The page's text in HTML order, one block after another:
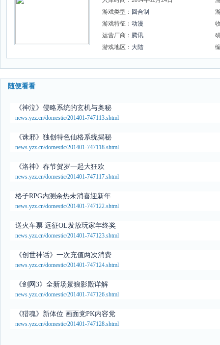
游戏类型： 回合制
游戏特征： 动漫
运营厂商： 腾讯
游戏地区： 大陆
随便看看
《神泣》侵略系统的玄机与奥秘
news.yzz.cn/domestic/201401-747113.shtml
《诛邪》独创特色仙格系统揭秘
news.yzz.cn/domestic/201401-747118.shtml
《洛神》春节贺岁一起大狂欢
news.yzz.cn/domestic/201401-747117.shtml
格子RPG内测余热未消喜迎新年
news.yzz.cn/domestic/201401-747122.shtml
送火车票 远征OL发放玩家年终奖
news.yzz.cn/domestic/201401-747123.shtml
《创世神话》一次充值两次消费
news.yzz.cn/domestic/201401-747124.shtml
《剑网3》全新场景狼影殿详解
news.yzz.cn/domestic/201401-747126.shtml
《猎魂》新体位 画面党PK内容党
news.yzz.cn/domestic/201401-747128.shtml